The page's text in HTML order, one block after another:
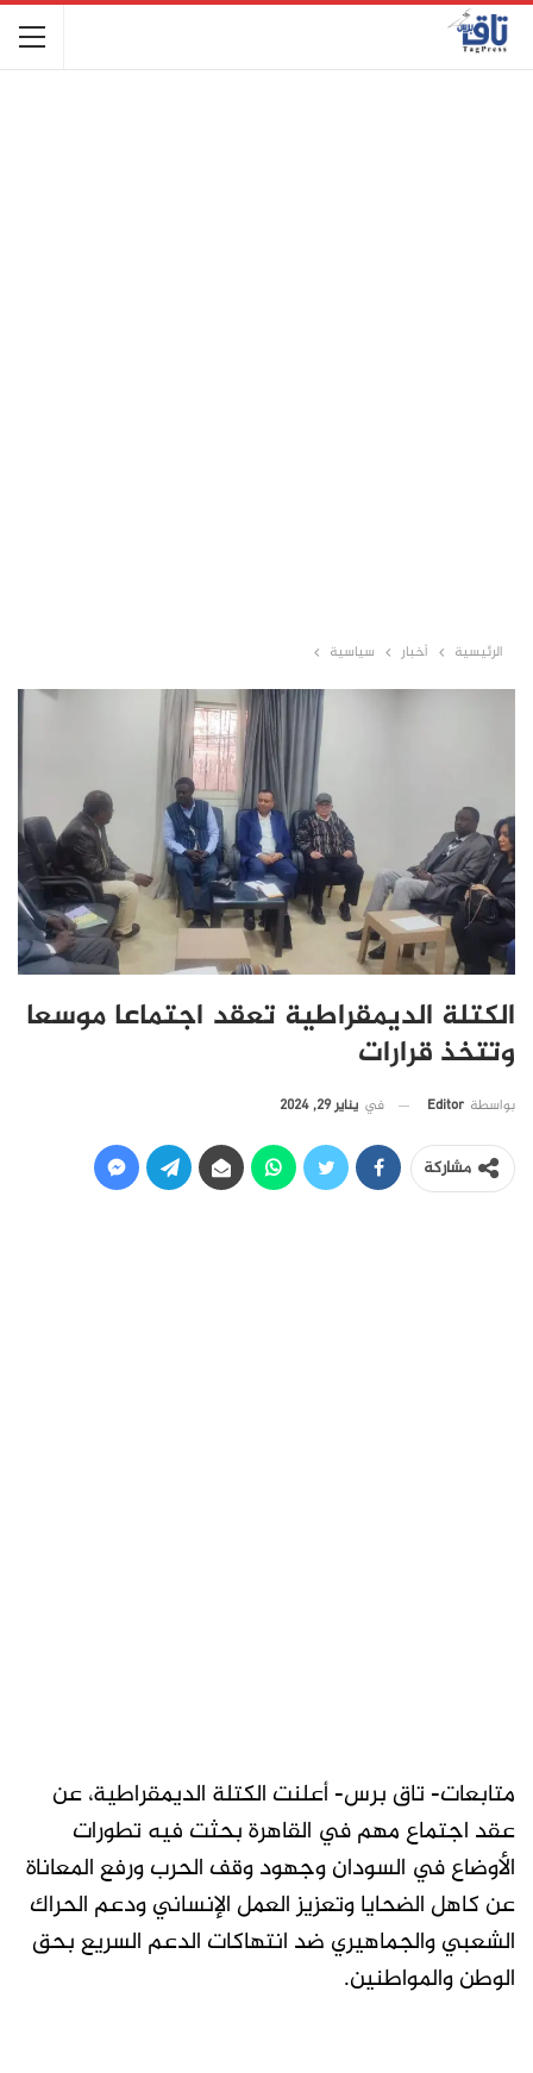
الرئيسية أخبار سياسية
الكتلة الديمقراطية تعقد اجتماعا موسعا
وتتخذ قرارات
بواسطة Editor في يناير 29, 2024
مشاركة
متابعات- تاق برس- أعلنت الكتلة الديمقراطية، عن
عقد اجتماع مهم في القاهرة بحثت فيه تطورات
الأوضاع في السودان وجهود وقف الحرب ورفع المعاناة
عن كاهل الضحايا وتعزيز العمل الإنساني ودعم الحراك
الشعبي والجماهيري ضد انتهاكات الدعم السريع بحق
الوطن والمواطنين.